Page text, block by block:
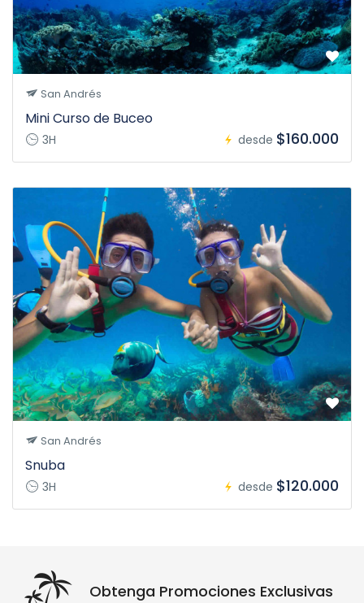
San Andrés
Mini Curso de Buceo
3H desde $160.000
San Andrés
Snuba
3H desde $120.000
Obtenga Promociones Exclusivas